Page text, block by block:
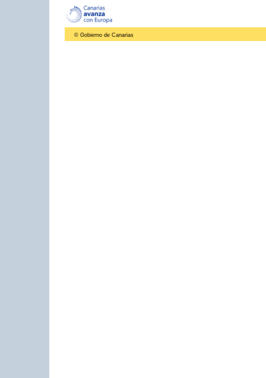
© Gobierno de Canarias